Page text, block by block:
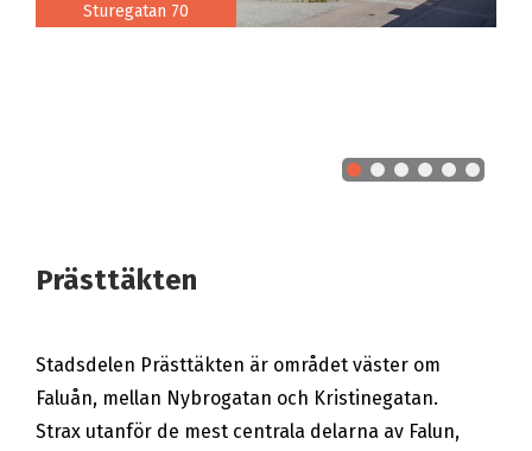
Sturegatan 70
Prästtäkten
Stadsdelen Prästtäkten är området väster om
Faluån, mellan Nybrogatan och Kristinegatan.
Strax utanför de mest centrala delarna av Falun,